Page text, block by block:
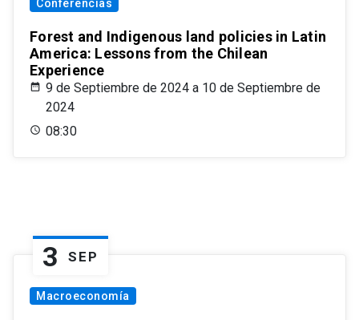
Conferencias
Forest and Indigenous land policies in Latin
America: Lessons from the Chilean
Experience
9 de Septiembre de 2024 a 10 de Septiembre de
2024
08:30
3 SEP
Macroeconomía